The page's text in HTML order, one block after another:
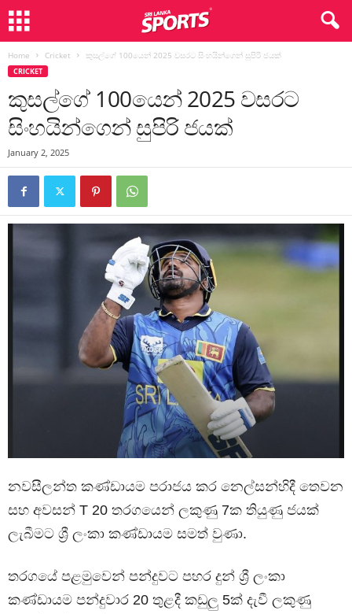
Home Cricket කුසල්ගේ 100යෙන් 2025 වසරට සිංහයින්ගෙන් සුපිරි ජයක්
CRICKET
කුසල්ගේ 100යෙන් 2025 වසරට
සිංහයින්ගෙන් සුපිරි ජයක්
January 2, 2025
නවසීලන්ත කණ්ඩායම පරාජය කර නෙල්සන්හිදී තෙවන
සහ අවසන් T 20 තරගයෙන් ලකුණු 7ක තියුණු ජයක්
ලැබීමට ශ්‍රී ලංකා කණ්ඩායම සමත් වුණා.
තරගයේ පළමුවෙන් පන්දුවට පහර දුන් ශ්‍රී ලංකා
කණ්ඩායම පන්දුවාර 20 තුළදී කඩුලු 5ක් දැවී ලකුණු